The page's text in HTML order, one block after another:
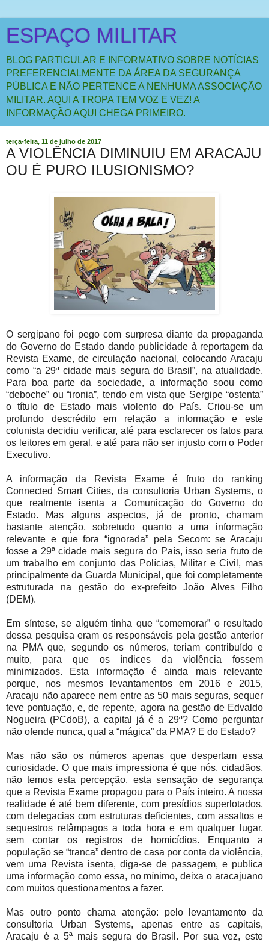
ESPAÇO MILITAR
BLOG PARTICULAR E INFORMATIVO SOBRE NOTÍCIAS
PREFERENCIALMENTE DA ÁREA DA SEGURANÇA
PÚBLICA E NÃO PERTENCE A NENHUMA ASSOCIAÇÃO
MILITAR. AQUI A TROPA TEM VOZ E VEZ! A
INFORMAÇÃO AQUI CHEGA PRIMEIRO.
terça-feira, 11 de julho de 2017
A VIOLÊNCIA DIMINUIU EM ARACAJU
OU É PURO ILUSIONISMO?
O sergipano foi pego com surpresa diante da propaganda
do Governo do Estado dando publicidade à reportagem da
Revista Exame, de circulação nacional, colocando Aracaju
como “a 29ª cidade mais segura do Brasil”, na atualidade.
Para boa parte da sociedade, a informação soou como
“deboche” ou “ironia”, tendo em vista que Sergipe “ostenta”
o título de Estado mais violento do País. Criou-se um
profundo descrédito em relação a informação e este
colunista decidiu verificar, até para esclarecer os fatos para
os leitores em geral, e até para não ser injusto com o Poder
Executivo.
A informação da Revista Exame é fruto do ranking
Connected Smart Cities, da consultoria Urban Systems, o
que realmente isenta a Comunicação do Governo do
Estado. Mas alguns aspectos, já de pronto, chamam
bastante atenção, sobretudo quanto a uma informação
relevante e que fora “ignorada” pela Secom: se Aracaju
fosse a 29ª cidade mais segura do País, isso seria fruto de
um trabalho em conjunto das Polícias, Militar e Civil, mas
principalmente da Guarda Municipal, que foi completamente
estruturada na gestão do ex-prefeito João Alves Filho
(DEM).
Em síntese, se alguém tinha que “comemorar” o resultado
dessa pesquisa eram os responsáveis pela gestão anterior
na PMA que, segundo os números, teriam contribuído e
muito, para que os índices da violência fossem
minimizados. Esta informação é ainda mais relevante
porque, nos mesmos levantamentos em 2016 e 2015,
Aracaju não aparece nem entre as 50 mais seguras, sequer
teve pontuação, e, de repente, agora na gestão de Edvaldo
Nogueira (PCdoB), a capital já é a 29ª? Como perguntar
não ofende nunca, qual a “mágica” da PMA? E do Estado?
Mas não são os números apenas que despertam essa
curiosidade. O que mais impressiona é que nós, cidadãos,
não temos esta percepção, esta sensação de segurança
que a Revista Exame propagou para o País inteiro. A nossa
realidade é até bem diferente, com presídios superlotados,
com delegacias com estruturas deficientes, com assaltos e
sequestros relâmpagos a toda hora e em qualquer lugar,
sem contar os registros de homicídios. Enquanto a
população se “tranca” dentro de casa por conta da violência,
vem uma Revista isenta, diga-se de passagem, e publica
uma informação como essa, no mínimo, deixa o aracajuano
com muitos questionamentos a fazer.
Mas outro ponto chama atenção: pelo levantamento da
consultoria Urban Systems, apenas entre as capitais,
Aracaju é a 5ª mais segura do Brasil. Por sua vez, este